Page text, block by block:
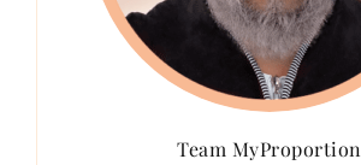
Team MyProportion